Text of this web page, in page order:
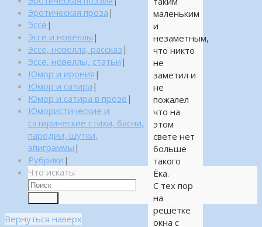
маленьким
и
незаметным,
что никто
не
заметил и
не
пожалел
что на
этом
свете нет
больше
такого
Ёка.
С тех пор
на
решётке
окна с
Эротическая проза |
Эссе |
Эссе и новеллы |
Эссе, новелла, рассказ |
Эссе, новеллы, статьи |
Юмор и ирония |
Юмор и сатира |
Юмор и сатира в прозе |
Юмористические и
сатирические стихи, басни,
пародии, шутки,
эпиграммы |
Рубрики |
Что искать:
Вернуться наверх